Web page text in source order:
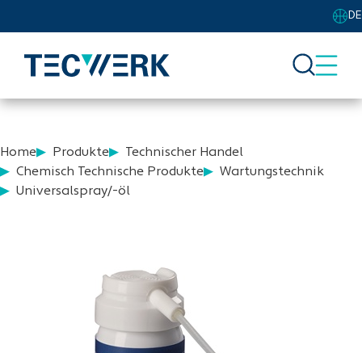
DE
Home Produkte
Technischer Handel
Chemisch Technische Produkte
Wartungstechnik
Universalspray/-öl